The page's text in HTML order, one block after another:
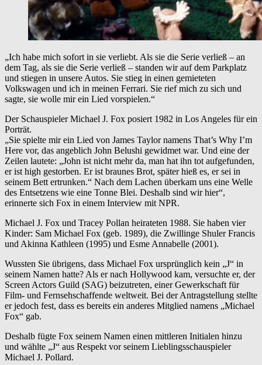
„Ich habe mich sofort in sie verliebt. Als sie die Serie verließ – an
dem Tag, als sie die Serie verließ – standen wir auf dem Parkplatz
und stiegen in unsere Autos. Sie stieg in einen gemieteten
Volkswagen und ich in meinen Ferrari. Sie rief mich zu sich und
sagte, sie wolle mir ein Lied vorspielen.“
Der Schauspieler Michael J. Fox posiert 1982 in Los Angeles für ein
Porträt.
„Sie spielte mir ein Lied von James Taylor namens That’s Why I’m
Here vor, das angeblich John Belushi gewidmet war. Und eine der
Zeilen lautete: „John ist nicht mehr da, man hat ihn tot aufgefunden,
er ist high gestorben. Er ist braunes Brot, später hieß es, er sei in
seinem Bett ertrunken.“ Nach dem Lachen überkam uns eine Welle
des Entsetzens wie eine Tonne Blei. Deshalb sind wir hier“,
erinnerte sich Fox in einem Interview mit NPR.
Michael J. Fox und Tracey Pollan heirateten 1988. Sie haben vier
Kinder: Sam Michael Fox (geb. 1989), die Zwillinge Shuler Francis
und Akinna Kathleen (1995) und Esme Annabelle (2001).
Wussten Sie übrigens, dass Michael Fox ursprünglich kein „J“ in
seinem Namen hatte? Als er nach Hollywood kam, versuchte er, der
Screen Actors Guild (SAG) beizutreten, einer Gewerkschaft für
Film- und Fernsehschaffende weltweit. Bei der Antragstellung stellte
er jedoch fest, dass es bereits ein anderes Mitglied namens „Michael
Fox“ gab.
Deshalb fügte Fox seinem Namen einen mittleren Initialen hinzu
und wählte „J“ aus Respekt vor seinem Lieblingsschauspieler
Michael J. Pollard.